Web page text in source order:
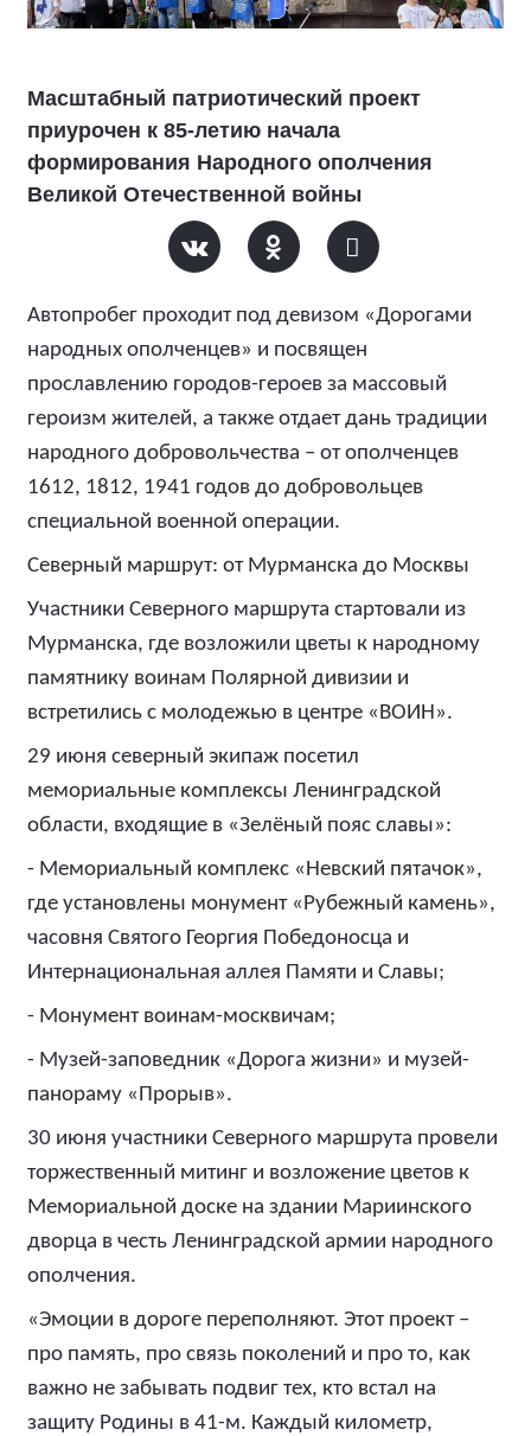
Масштабный патриотический проект
приурочен к 85-летию начала
формирования Народного ополчения
Великой Отечественной войны
Автопробег проходит под девизом «Дорогами
народных ополченцев» и посвящен
прославлению городов-героев за массовый
героизм жителей, а также отдает дань традиции
народного добровольчества – от ополченцев
1612, 1812, 1941 годов до добровольцев
специальной военной операции.
Северный маршрут: от Мурманска до Москвы
Участники Северного маршрута стартовали из
Мурманска, где возложили цветы к народному
памятнику воинам Полярной дивизии и
встретились с молодежью в центре «ВОИН».
29 июня северный экипаж посетил
мемориальные комплексы Ленинградской
области, входящие в «Зелёный пояс славы»:
- Мемориальный комплекс «Невский пятачок»,
где установлены монумент «Рубежный камень»,
часовня Святого Георгия Победоносца и
Интернациональная аллея Памяти и Славы;
- Монумент воинам-москвичам;
- Музей-заповедник «Дорога жизни» и музей-
панораму «Прорыв».
30 июня участники Северного маршрута провели
торжественный митинг и возложение цветов к
Мемориальной доске на здании Мариинского
дворца в честь Ленинградской армии народного
ополчения.
«Эмоции в дороге переполняют. Этот проект –
про память, про связь поколений и про то, как
важно не забывать подвиг тех, кто встал на
защиту Родины в 41-м. Каждый километр,